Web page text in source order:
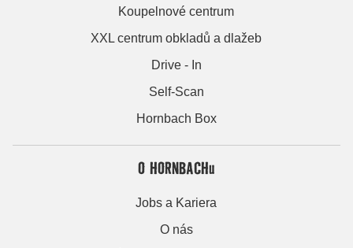
Koupelnové centrum
XXL centrum obkladů a dlažeb
Drive - In
Self-Scan
Hornbach Box
O HORNBACHu
Jobs a Kariera
O nás